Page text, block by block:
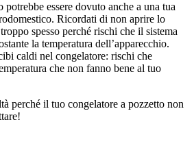
essere dovuto anche a una tua
Ricordati di non aprire lo
spesso perché rischi che il sistema
la temperatura dell’apparecchio.
caldi nel congelatore: rischi che
che non fanno bene al tuo
perché il tuo congelatore a pozzetto non